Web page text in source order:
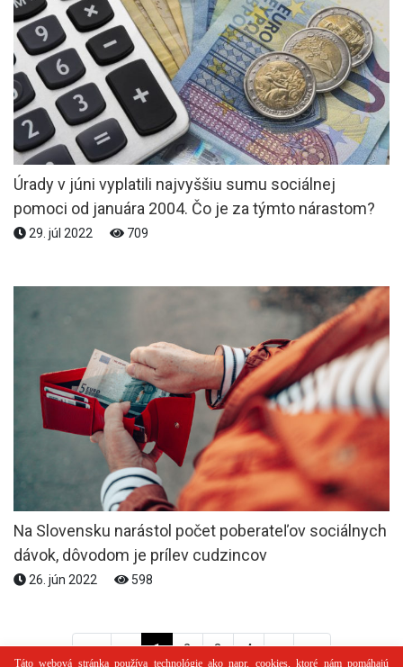
Úrady v júni vyplatili najvyššiu sumu sociálnej
pomoci od januára 2004. Čo je za týmto nárastom?
29. júl 2022 709
Na Slovensku narástol počet poberateľov sociálnych
dávok, dôvodom je prílev cudzincov
26. jún 2022 598
<< < 1 2 3 4 > >>